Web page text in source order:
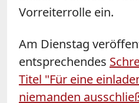
Vorreiterrolle ein.
Am Dienstag
entsprechendes
Titel "Für eine
niemanden